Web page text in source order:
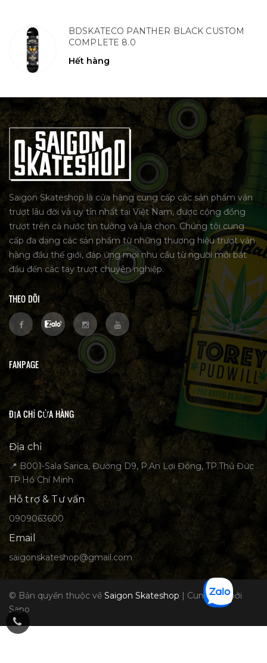
BDSKATECO PANTHER BLACK CUSTOM
COMPLETE 8.0
Hết hàng
Saigon Skateshop là cửa hàng cung cấp các sản phẩm ván
trượt lâu đời và uy tín nhất tại Việt Nam, được cộng đồng
trượt trên cả nước tin tưởng và lựa chọn. Chúng tôi cung
cấp đa dạng các sản phẩm từ những thương hiệu trượt ván
hàng đầu thế giới, đáp ứng mọi nhu cầu từ người mới bắt
đầu đến các tay trượt chuyên nghiệp.
THEO DÕI
FANPAGE
ĐỊA CHỈ CỬA HÀNG
Địa chỉ
📍 B001-Sala Sarica, Đường D9, P.An Lợi Đông, TP.Thủ Đức
TP.Hồ Chí Minh
Hỗ trợ & Tư vấn
0909063600
Email
saigonskateshop@gmail.com
© Bản quyền thuộc về Saigon Skateshop | Cung cấp bởi
Sapo